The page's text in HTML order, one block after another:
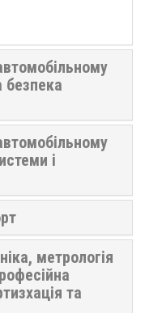
безпека
і
метрологія
та